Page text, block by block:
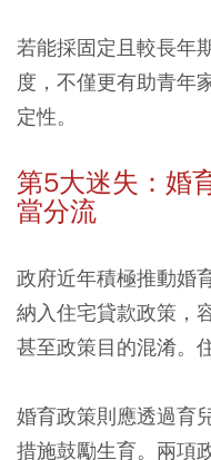
若能採固定且較長年
度，不僅更有助青年
定性。
第5大迷失：婚
當分流
政府近年積極推動婚
納入住宅貸款政策，
甚至政策目的混淆。
婚育政策則應透過育
措施鼓勵生育。兩項